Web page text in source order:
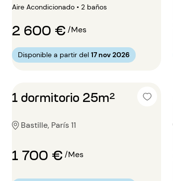
Aire Acondicionado • 2 baños
2 600 €/Mes
Disponible a partir del 17 nov 2026
1 dormitorio 25m²
Bastille, París 11
1 700 €/Mes